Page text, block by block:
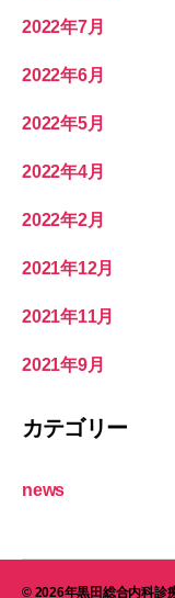
2022年7月
2022年6月
2022年5月
2022年4月
2022年2月
2021年12月
2021年11月
2021年9月
カテゴリー
news
© 2026年黒田総合内科診